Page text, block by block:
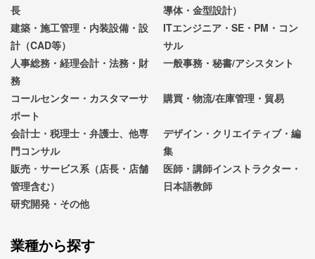
長
導体・金型設計）
建築・施工管理・内装設備・設
計（CAD等）
ITエンジニア・SE・PM・コン
サル
人事総務・経理会計・法務・財
務
一般事務・秘書/アシスタント
コールセンター・カスタマーサ
ポート
購買・物流/在庫管理・貿易
会計士・税理士・弁護士、他専
門コンサル
デザイン・クリエイティブ・編
集
販売・サービス系（店長・店舗
管理含む）
医師・講師インストラクター・
日本語教師
研究開発・その他
業種から探す